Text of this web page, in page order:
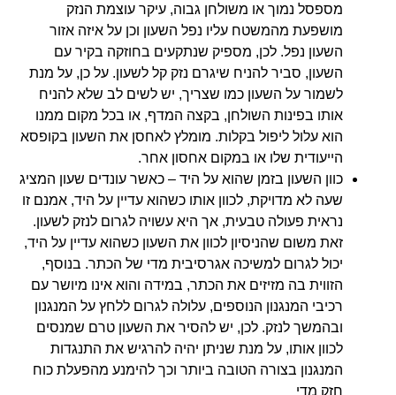
מספסל נמוך או משולחן גבוה, עיקר עוצמת הנזק
מושפעת מהמשטח עליו נפל השעון וכן על איזה אזור
השעון נפל. לכן, מספיק שנתקעים בחוזקה בקיר עם
השעון, סביר להניח שיגרם נזק קל לשעון. על כן, על מנת
לשמור על השעון כמו שצריך, יש לשים לב שלא להניח
אותו בפינות השולחן, בקצה המדף, או בכל מקום ממנו
הוא עלול ליפול בקלות. מומלץ לאחסן את השעון בקופסא
הייעודית שלו או במקום אחסון אחר.
כוון השעון בזמן שהוא על היד – כאשר עונדים שעון המציג
שעה לא מדויקת, לכוון אותו כשהוא עדיין על היד, אמנם זו
נראית פעולה טבעית, אך היא עשויה לגרום לנזק לשעון.
זאת משום שהניסיון לכוון את השעון כשהוא עדיין על היד,
יכול לגרום למשיכה אגרסיבית מדי של הכתר. בנוסף,
הזווית בה מזיזים את הכתר, במידה והוא אינו מיושר עם
רכיבי המנגנון הנוספים, עלולה לגרום ללחץ על המנגנון
ובהמשך לנזק. לכן, יש להסיר את השעון טרם שמנסים
לכוון אותו, על מנת שניתן יהיה להרגיש את התנגדות
המנגנון בצורה הטובה ביותר וכך להימנע מהפעלת כוח
חזק מדי